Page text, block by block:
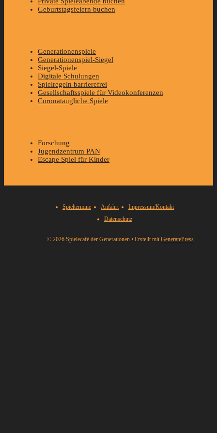
Geburtstagsfeiern buchen
Generationenspiele
Generationenspiel-Siegel
Siegel-Spiele
Digitale Schulungen
Spielregeln barrierefrei
Gesellschaftsspiele für Videokonferenzen
Coronataugliche Spiele
Forschung
Jugendzentrum PAN
Escape Spiel für Kinder
Spieltermine Anfahrt
Impressum/Kontakt
Datenschutz
© 2026 Spielecafé der Generationen • Erstellt mit GeneratePress